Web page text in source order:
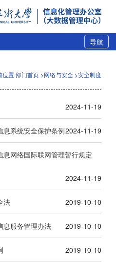
导航
位置:部门首页 >网络与安全 >安全制度
2024-11-19
息系统安全保护条例2024-11-19
网络国际联网管理暂行规定
2024-11-19
法 2019-10-10
息服务管理办法 2019-10-10
2019-10-10